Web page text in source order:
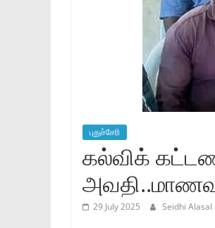
புதுச்சேரி
கல்விக்
29 July 2025 Seidhi Alasal